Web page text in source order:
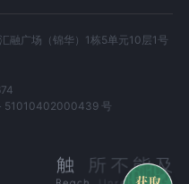
融广场（锦华）1栋5单元10层1号
51010402000439 号